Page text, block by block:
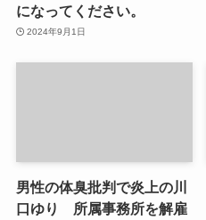
になってください。
2024年9月1日
男性の体臭批判で炎上の川
口ゆり 所属事務所を解雇